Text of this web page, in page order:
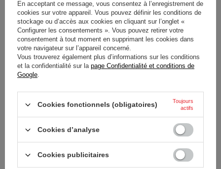
Catégorie Gants
Groupe d'âge Adultes
Marque Sparco
Approbation FIA 8856-2018
En acceptant ce message, vous consentez à l’enregistrement de
cookies sur votre appareil. Vous pouvez définir les conditions de
stockage ou d’accès aux cookies en cliquant sur l’onglet «
Configurer les consentements ». Vous pouvez retirer votre
consentement à tout moment en supprimant les cookies dans
votre navigateur sur l’appareil concerné.
Vous trouverez également plus d’informations sur les conditions
et la confidentialité sur la page Confidentialité et conditions de
Google.
Cookies fonctionnels (obligatoires)
Toujours
actifs
Cookies d’analyse
Cookies publicitaires